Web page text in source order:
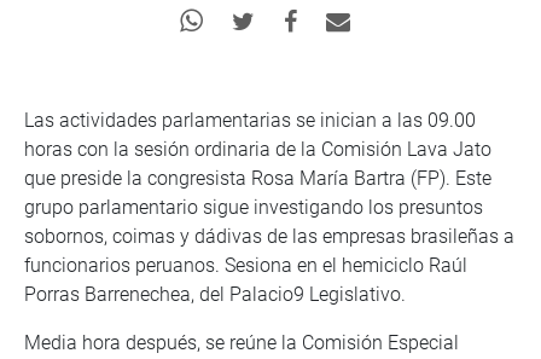
Las actividades parlamentarias se inician a las 09.00
horas con la sesión ordinaria de la Comisión Lava Jato
que preside la congresista Rosa María Bartra (FP). Este
grupo parlamentario sigue investigando los presuntos
sobornos, coimas y dádivas de las empresas brasileñas a
funcionarios peruanos. Sesiona en el hemiciclo Raúl
Porras Barrenechea, del Palacio9 Legislativo.
Media hora después, se reúne la Comisión Especial